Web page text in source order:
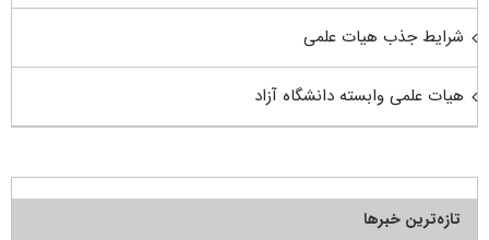
شرایط جذب هیات علمی
هیات علمی وابسته دانشگاه آزاد
تازه‌ترین خبرها